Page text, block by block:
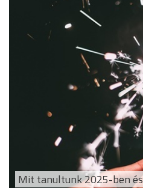
Mit tanultunk 2025-ben